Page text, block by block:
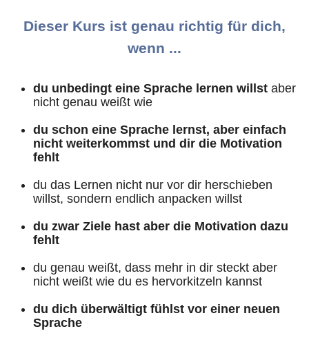
Dieser Kurs ist genau richtig für dich,
wenn ...
du unbedingt eine Sprache lernen willst aber
nicht genau weißt wie
du schon eine Sprache lernst, aber einfach
nicht weiterkommst und dir die Motivation
fehlt
du das Lernen nicht nur vor dir herschieben
willst, sondern endlich anpacken willst
du zwar Ziele hast aber die Motivation dazu
fehlt
du genau weißt, dass mehr in dir steckt aber
nicht weißt wie du es hervorkitzeln kannst
du dich überwältigt fühlst vor einer neuen
Sprache